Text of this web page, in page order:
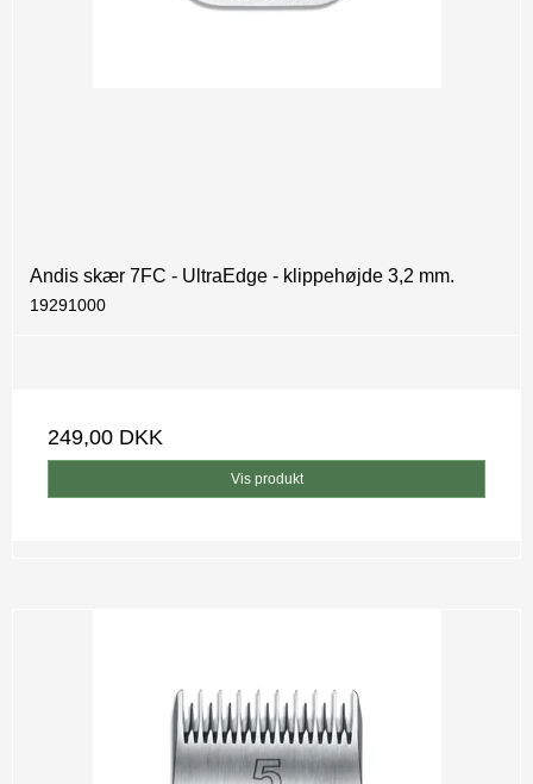
Andis skær 7FC - UltraEdge - klippehøjde 3,2 mm.
19291000
249,00 DKK
Vis produkt